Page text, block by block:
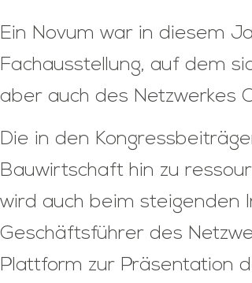
Ein Novum war in diesem
Fachausstellung, auf dem
aber auch des Netzwerkes
Die in den
Bauwirtschaft hin zu
wird auch beim steigenden
Geschäftsführer des
Plattform zur Präsentation